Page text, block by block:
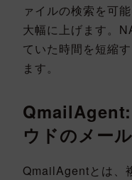
ァイルの検索を可
大幅に上げます。
ていた時間を短縮
ます。
ウドのメー
QmailAgentとは、